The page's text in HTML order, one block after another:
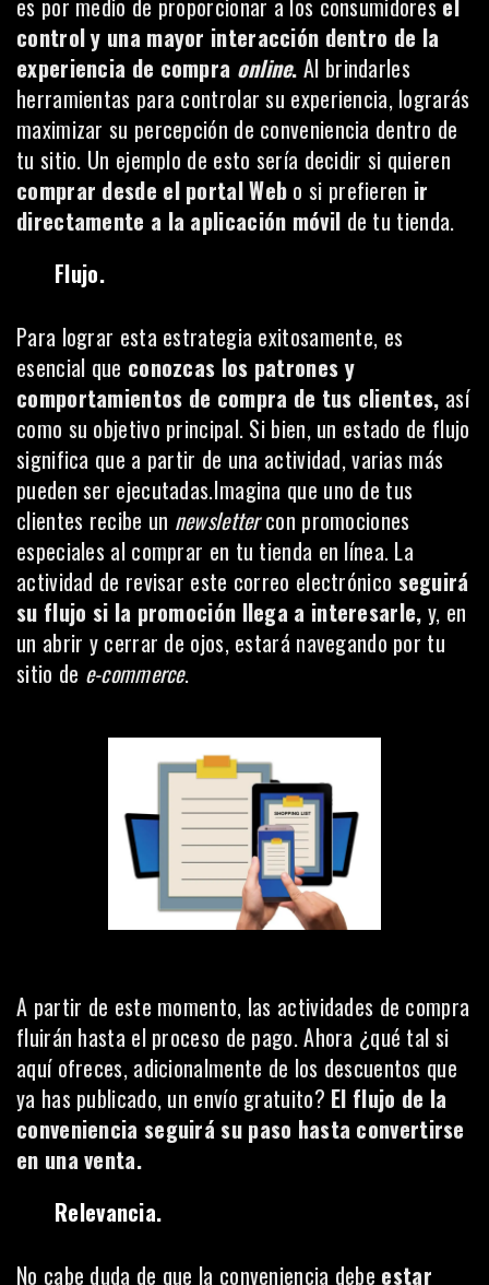
control y una mayor interacción dentro de la
experiencia de compra online. Al brindarles
herramientas para controlar su experiencia, lograrás
maximizar su percepción de conveniencia dentro de
tu sitio. Un ejemplo de esto sería decidir si quieren
comprar desde el portal Web o si prefieren ir
directamente a la aplicación móvil de tu tienda.
Flujo.
Para lograr esta estrategia exitosamente, es
esencial que conozcas los patrones y
comportamientos de compra de tus clientes, así
como su objetivo principal. Si bien, un estado de flujo
significa que a partir de una actividad, varias más
pueden ser ejecutadas.Imagina que uno de tus
clientes recibe un newslettercon promociones
especiales al comprar en tu tienda en línea. La
actividad de revisar este correo electrónico seguirá
su flujo si la promoción llega a interesarle, y, en
un abrir y cerrar de ojos, estará navegando por tu
sitio de e-commerce.
A partir de este momento, las actividades de compra
fluirán hasta el proceso de pago. Ahora ¿qué tal si
aquí ofreces, adicionalmente de los descuentos que
ya has publicado, un envío gratuito? El flujo de la
conveniencia seguirá su paso hasta convertirse
en una venta.
Relevancia.
No cabe duda de que la conveniencia debe estar